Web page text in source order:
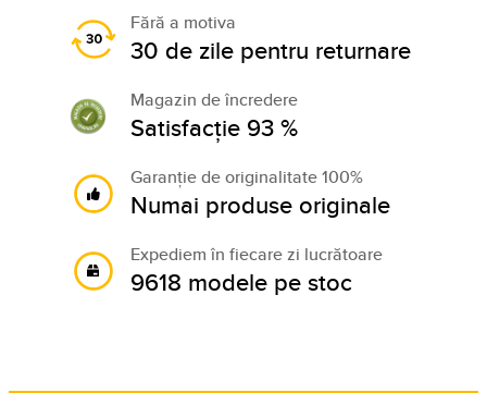
Fără a motiva
30 de zile pentru returnare
Magazin de încredere
Satisfacție 93 %
Garanție de originalitate 100%
Numai produse originale
Expediem în fiecare zi lucrătoare
9618 modele pe stoc